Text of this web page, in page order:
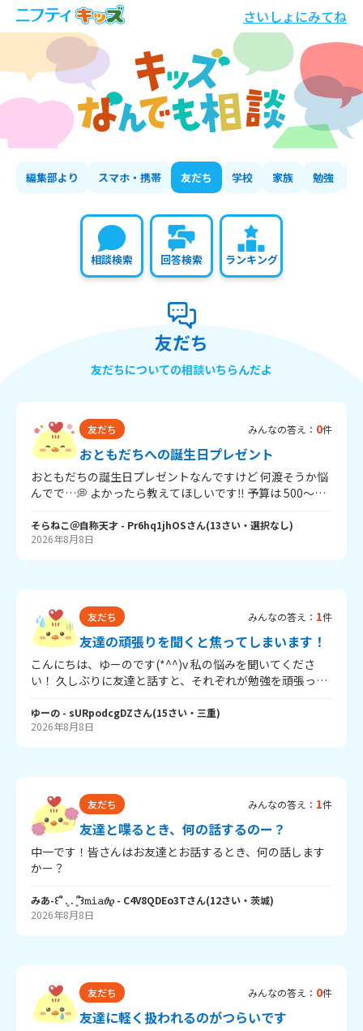
さいしょにみてね
編集部より スマホ・携帯 友だち 学校 家族 勉強
相談検索 回答検索 ランキング
の相談いちらん
友だち
友だちについての相談いちらんだよ
友だち みんなの答え： 0件
おともだちへの誕生日プレゼント
おともだちの誕生日プレゼントなんですけど 何渡そうか悩
んでで…💭 よかったら教えてほしいです‼️ 予算は 500～
なデザインとか淡色系、モノトーンが好きだと思いますっ
今考えているのが MONO モノグラフ(クリアかアイボリー
そらねこ＠自称天才 - Pr6hq1jhOSさん(13さい・ 選択なし)
2026年8月8日
友だち みんなの答え： 1件
友達の頑張りを聞くと焦ってしまいます！
こんにちは、ゆーのです(*^^)v 私の悩みを聞いてくださ
い！ 久しぶりに友達と話すと、それぞれが勉強を頑張って
遅れているような気持ちになり、焦ってしまうこともあり
ます。 周りと比べすぎず、自分のペースを大切にしながら
ひ教えてください。 回答よろしくお願いします。 ここまで
読んでいただきありがとうございました。
ゆーの - sURpodcgDZさん(15さい・ 三重)
2026年8月8日
友だち みんなの答え： 1件
友達と喋るとき、何の話するのー？
中一です！皆さんはお友達とお話するとき、何の話します
かー？
みあ-꒰՞ ܸ. . ܸ՞꒱𝚖𝚒𝚊𝜗𝜚 - C4V8QDEo3Tさん(12さい・ 茨城)
2026年8月8日
友だち みんなの答え： 0件
友達に軽く扱われるのがつらいです